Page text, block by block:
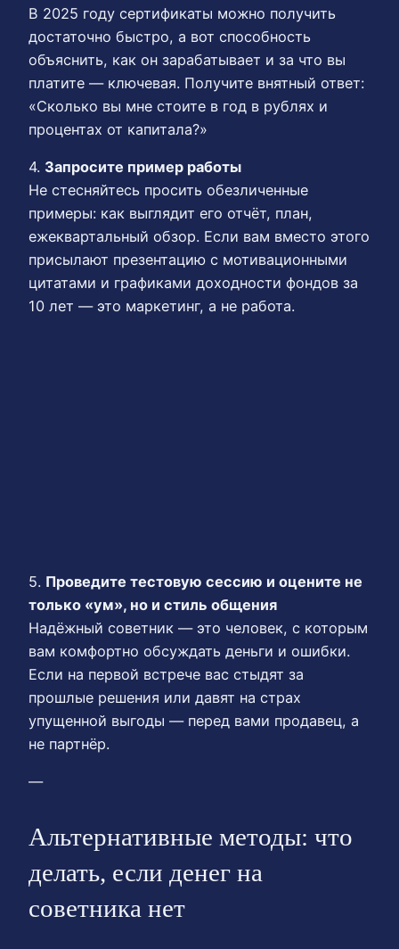
В 2025 году сертификаты можно получить
достаточно быстро, а вот способность
объяснить, как он зарабатывает и за что вы
платите — ключевая. Получите внятный ответ:
«Сколько вы мне стоите в год в рублях и
процентах от капитала?»
4. Запросите пример работы
Не стесняйтесь просить обезличенные
примеры: как выглядит его отчёт, план,
ежеквартальный обзор. Если вам вместо этого
присылают презентацию с мотивационными
цитатами и графиками доходности фондов за
10 лет — это маркетинг, а не работа.
5. Проведите тестовую сессию и оцените не
только «ум», но и стиль общения
Надёжный советник — это человек, с которым
вам комфортно обсуждать деньги и ошибки.
Если на первой встрече вас стыдят за
прошлые решения или давят на страх
упущенной выгоды — перед вами продавец, а
не партнёр.
—
Альтернативные методы: что
делать, если денег на
советника нет